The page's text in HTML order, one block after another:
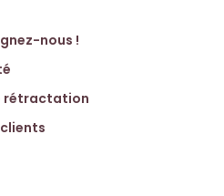
nous !
rétractation